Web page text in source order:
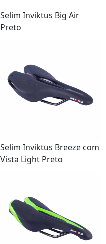
Selim Inviktus Big Air
Preto
Selim Inviktus Breeze com
Vista Light Preto